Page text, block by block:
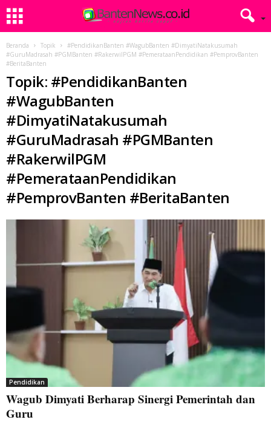
Beranda Topik
#PendidikanBanten #WagubBanten #DimyatiNatakusumah
#GuruMadrasah #PGMBanten #RakerwilPGM #PemerataanPendidikan #PemprovBanten
#BeritaBanten
Topik: #PendidikanBanten
#WagubBanten
#DimyatiNatakusumah
#GuruMadrasah #PGMBanten
#RakerwilPGM
#PemerataanPendidikan
#PemprovBanten #BeritaBanten
Pendidikan
Wagub Dimyati Berharap Sinergi Pemerintah dan
Guru